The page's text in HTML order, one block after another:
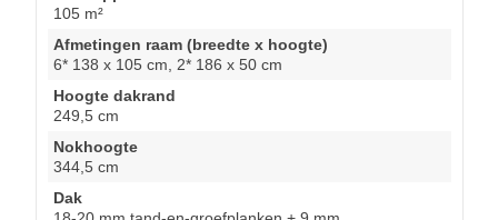
105 m²
Afmetingen raam (breedte x hoogte)
6* 138 x 105 cm, 2* 186 x 50 cm
Hoogte dakrand
249,5 cm
Nokhoogte
344,5 cm
Dak